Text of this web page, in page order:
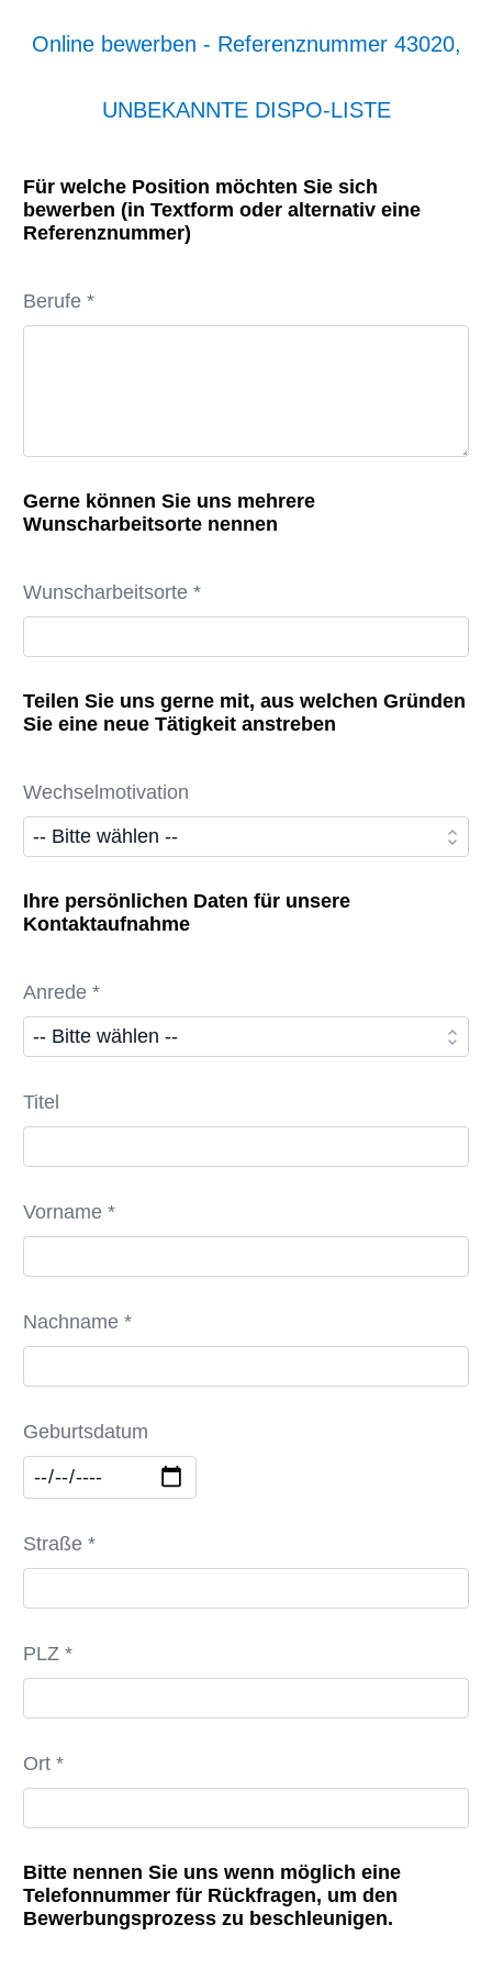
Online bewerben - Referenznummer 43020,
UNBEKANNTE DISPO-LISTE
Für welche Position möchten Sie sich
bewerben (in Textform oder alternativ eine
Referenznummer)
Berufe *
Gerne können Sie uns mehrere
Wunscharbeitsorte nennen
Wunscharbeitsorte *
Teilen Sie uns gerne mit, aus welchen Gründen
Sie eine neue Tätigkeit anstreben
Wechselmotivation
Ihre persönlichen Daten für unsere
Kontaktaufnahme
Anrede *
Titel
Vorname *
Nachname *
Geburtsdatum
Straße *
PLZ *
Ort *
Bitte nennen Sie uns wenn möglich eine
Telefonnummer für Rückfragen, um den
Bewerbungsprozess zu beschleunigen.